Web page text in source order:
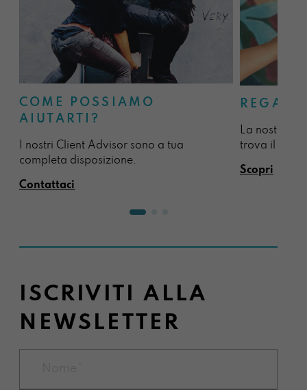
COME POSSIAMO
AIUTARTI?
I nostri Client Advisor sono a tua
completa disposizione.
Contattaci
La nostra
trova il
Scopri
ISCRIVITI ALLA
NEWSLETTER